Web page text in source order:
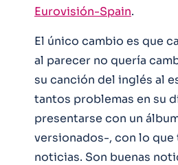
Eurovisión-Spain.
El único cambio es que
al parecer no quería
su canción del inglés al
tantos problemas en su
presentarse con un
versionados-, con lo que
noticias. Son buenas